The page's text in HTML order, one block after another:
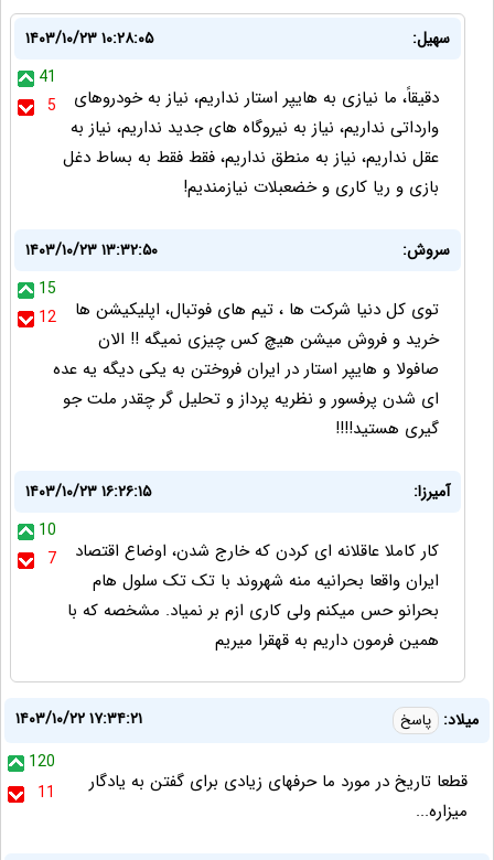
سهیل:
۱۴۰۳/۱۰/۲۳ ۱۰:۲۸:۰۵
41
5
دقیقاً، ما نیازی به هایپر استار نداریم، نیاز به خودروهای
وارداتی نداریم، نیاز به نیروگاه های جدید نداریم، نیاز به
عقل نداریم، نیاز به منطق نداریم، فقط فقط به بساط دغل
بازی و ریا کاری و خضعبلات نیازمندیم!
سروش:
۱۴۰۳/۱۰/۲۳ ۱۳:۳۲:۵۰
15
12
توی کل دنیا شرکت ها ، تیم های فوتبال، اپلیکیشن ها
خرید و فروش میشن هیچ کس چیزی نمیگه !! الان
صافولا و هایپر استار در ایران فروختن به یکی دیگه یه عده
ای شدن پرفسور و نظریه پرداز و تحلیل گر چقدر ملت جو
گیری هستید!!!!
آمیرزا:
۱۴۰۳/۱۰/۲۳ ۱۶:۲۶:۱۵
10
7
کار کاملا عاقلانه ای کردن که خارج شدن، اوضاع اقتصاد
ایران واقعا بحرانیه منه شهروند با تک تک سلول هام
بحرانو حس میکنم ولی کاری ازم بر نمیاد. مشخصه که با
همین فرمون داریم به قهقرا میریم
میلاد: پاسخ
۱۴۰۳/۱۰/۲۲ ۱۷:۳۴:۲۱
120
11
قطعا تاریخ در مورد ما حرفهای زیادی برای گفتن به یادگار
میزاره...